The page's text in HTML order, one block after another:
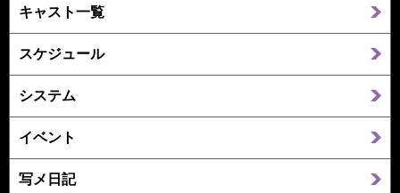
キャスト一覧
スケジュール
システム
イベント
写メ日記